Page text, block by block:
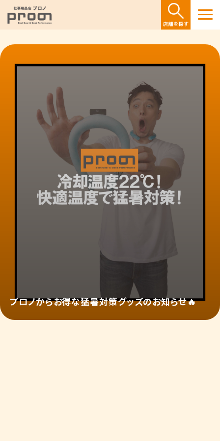
プロノからお得な猛暑対策グッズのお知らせ🔥